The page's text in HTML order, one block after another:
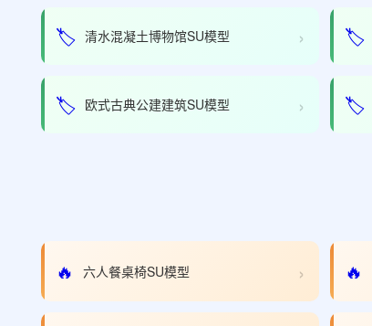
🏷️ 清水混凝土博物馆SU模型 › 🏷️
🏷️ 欧式古典公建建筑SU模型 › 🏷️
🔥 六人餐桌椅SU模型 › 🔥